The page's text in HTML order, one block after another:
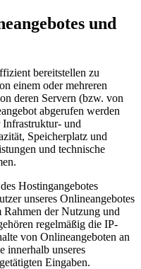
und
bereitstellen zu
einem oder mehreren
deren Servern (bzw. von
abgerufen werden
und
Speicherplatz und
und technische
Hostingangebotes
unseres Onlineangebotes
der Nutzung und
regelmäßig die IP-
von Onlineangeboten an
innerhalb unseres
Eingaben.